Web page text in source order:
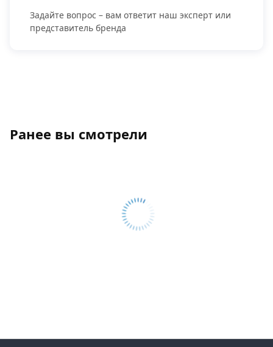
Задайте вопрос – вам ответит наш эксперт или
представитель бренда
Ранее вы смотрели